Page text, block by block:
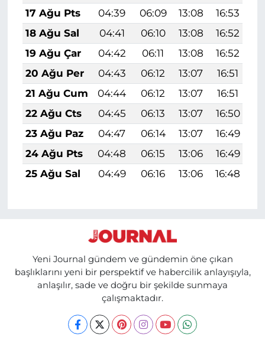
17 Ağu Pts
04:39 06:09 13:08 16:53
18 Ağu Sal
04:41 06:10 13:08 16:52
19 Ağu Çar
04:42 06:11 13:08 16:52
20 Ağu Per
04:43 06:12 13:07 16:51
21 Ağu Cum
04:44 06:12 13:07 16:51
22 Ağu Cts
04:45 06:13 13:07 16:50
23 Ağu Paz
04:47 06:14 13:07 16:49
24 Ağu Pts
04:48 06:15 13:06 16:49
25 Ağu Sal
04:49 06:16 13:06 16:48
Yeni Journal gündem ve gündemin öne çıkan
başlıklarını yeni bir perspektif ve habercilik anlayışıyla,
anlaşılır, sade ve doğru bir şekilde sunmaya
çalışmaktadır.